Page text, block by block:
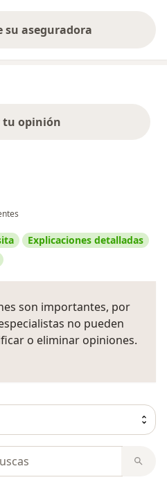
su aseguradora
tu opinión
Explicaciones detalladas
son importantes, por
no pueden
o eliminar opiniones.